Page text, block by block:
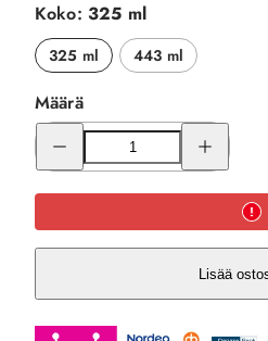
Koko: 325 ml
325 ml 443 ml
Määrä
Pienennä
Haavisto
Muki
Haavisto
Muki
Lisää